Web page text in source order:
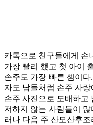
카톡으로 친구들에게 손
가장 빨리 했고 첫 아이
손주도 가장 빠른 셈이
자도 남들처럼 손주 사
손주 사진으로 도배하고
저하지 않는 사람들이
러나 다음 주 산모산후